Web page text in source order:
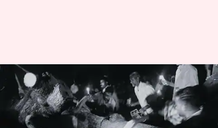
ఈదురు గాలులకు కూలిన భారీ చెట్టు;
ఏడుగురు మృతి
వ్రాసిన వారు Stalin Apr 10, 2023 09:33 am